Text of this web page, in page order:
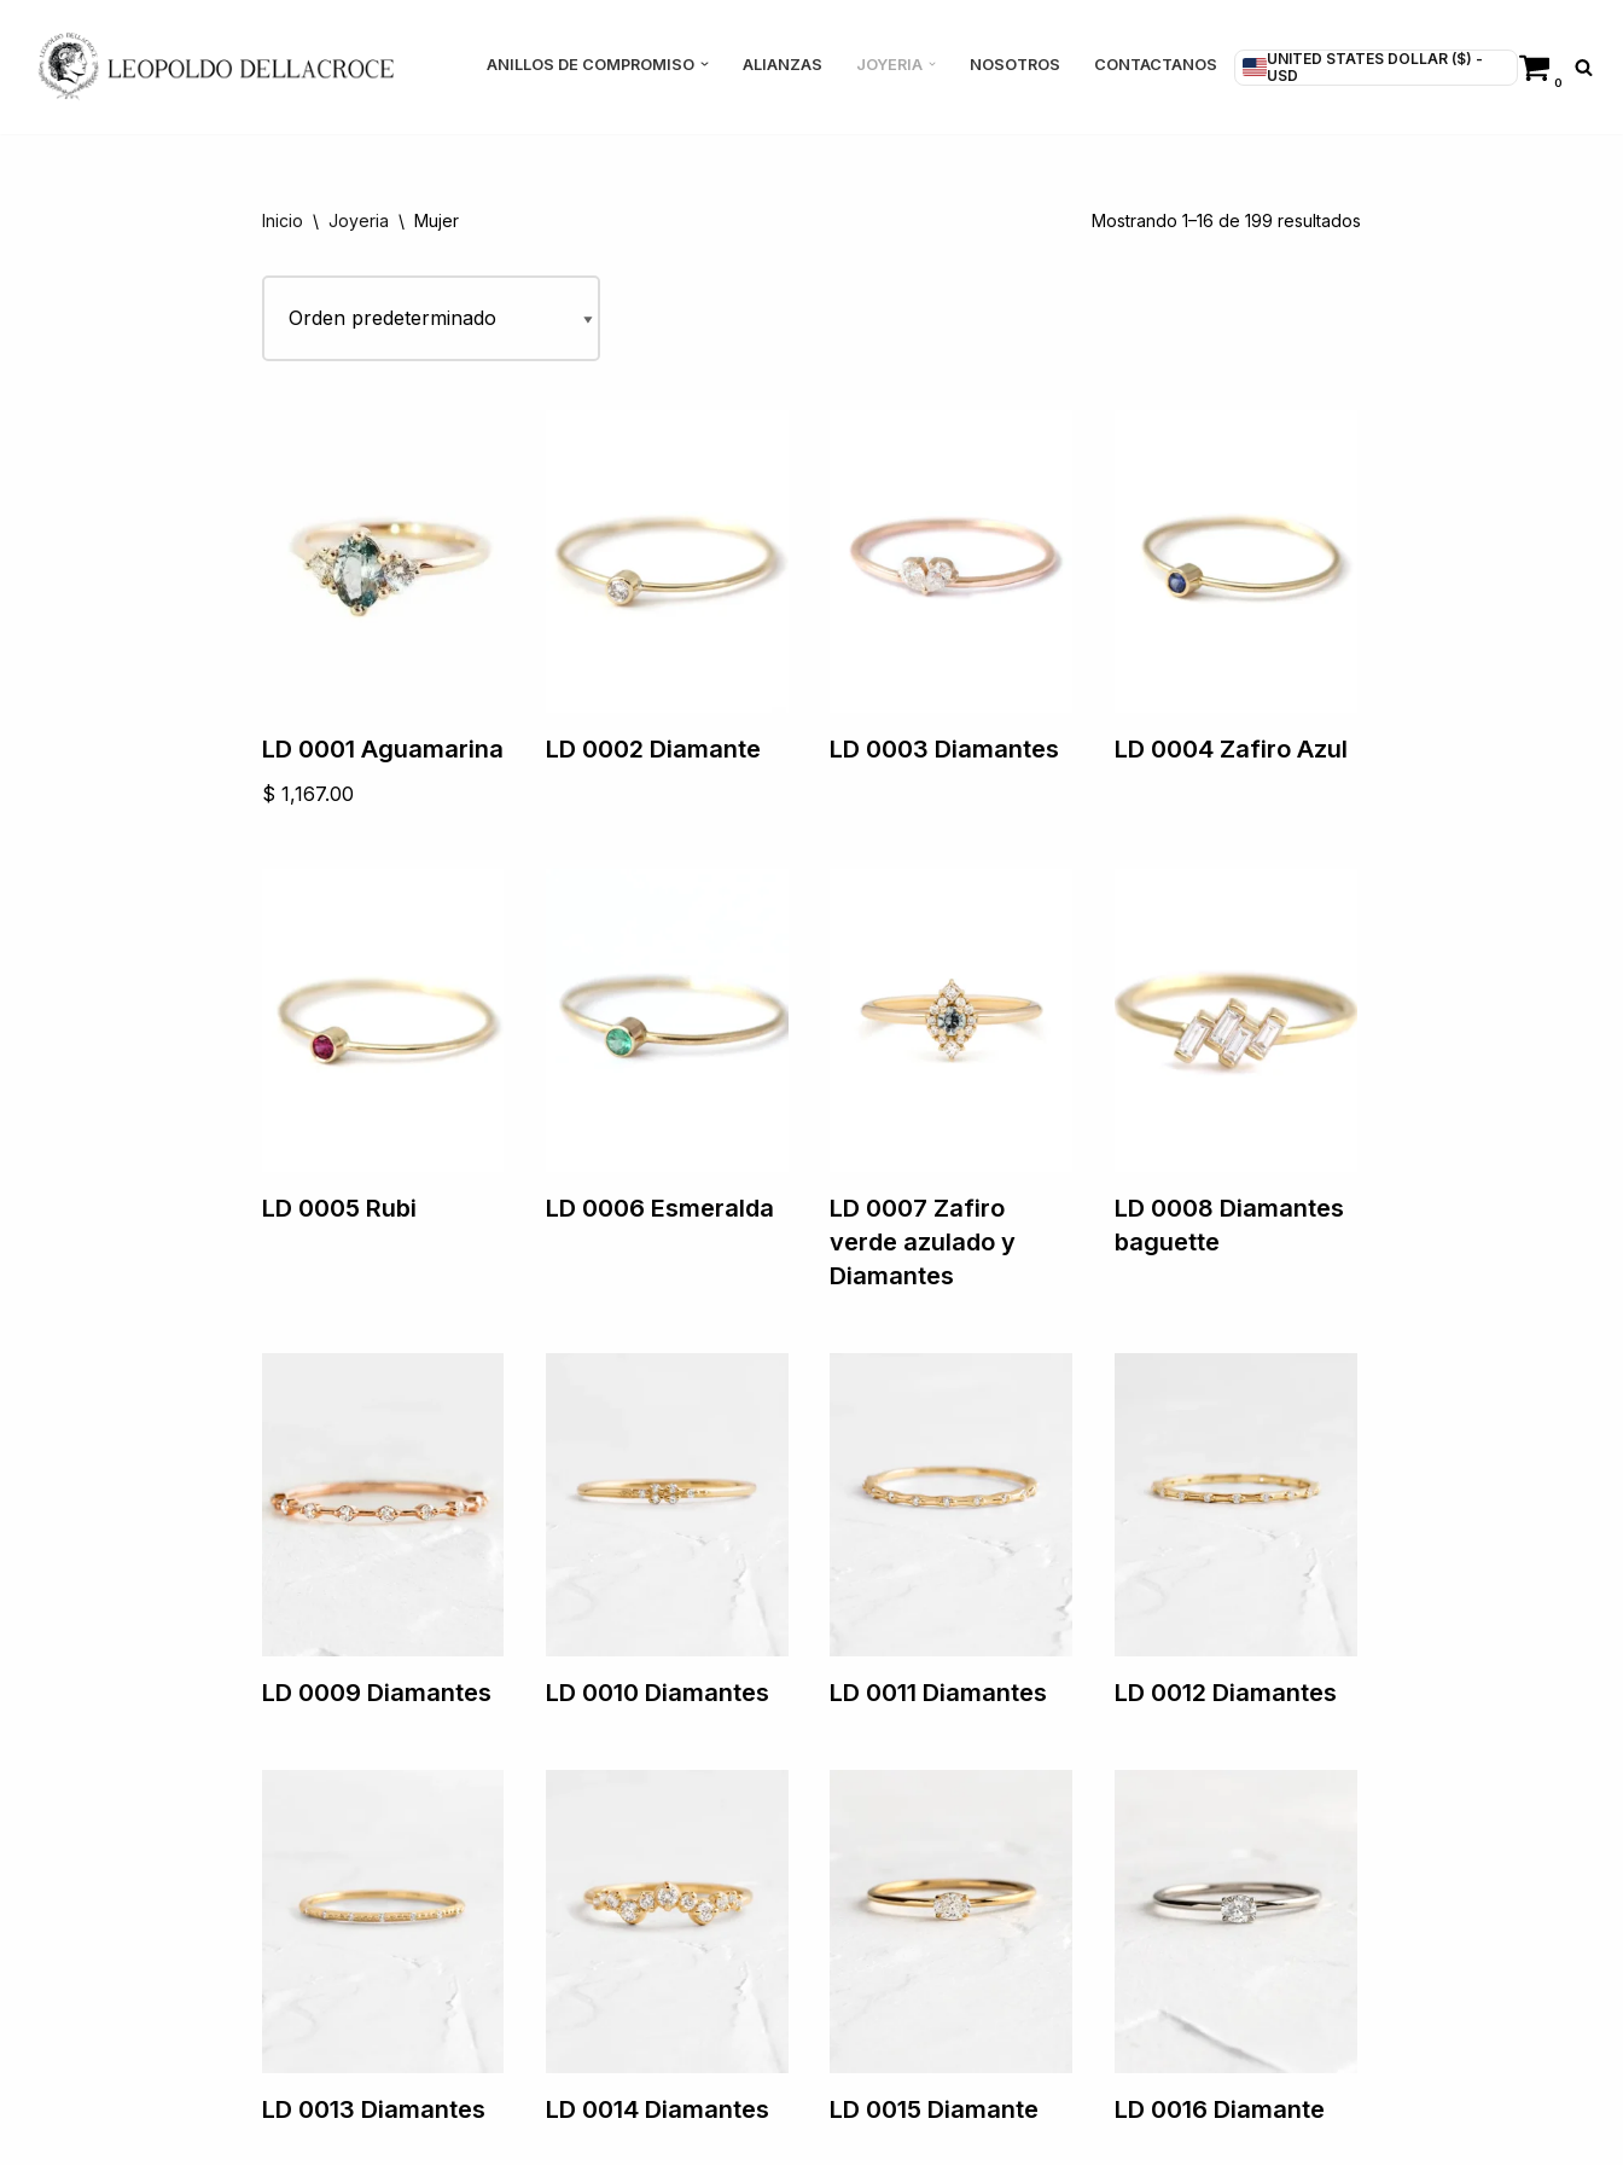
Saltar
ANILLOS DE COMPROMISO ALIANZAS JOYERIA NOSOTROS CONTACTANOS
UNITED STATES DOLLAR ($) -
USD
0
Inicio \ Joyeria \ Mujer Mostrando 1–16 de 199 resultados
LD 0001 Aguamarina
$ 1,167.00
LD 0002 Diamante LD 0003 Diamantes LD 0004 Zafiro Azul
LD 0005 Rubi LD 0006 Esmeralda
LD 0007 Zafiro
verde azulado y
Diamantes
LD 0008 Diamantes
baguette
LD 0009 Diamantes LD 0010 Diamantes LD 0011 Diamantes LD 0012 Diamantes
LD 0013 Diamantes LD 0014 Diamantes LD 0015 Diamante LD 0016 Diamante